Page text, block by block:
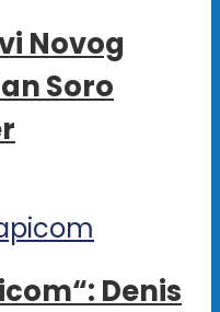
Novog
Soro
Denis